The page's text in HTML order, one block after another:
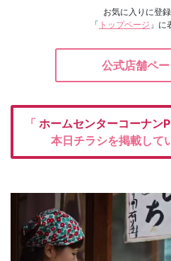
お気に入りに登
「 トップページ 」に
公式店舗ペー
「 ホームセンターコーナン
本日チラシを掲載して